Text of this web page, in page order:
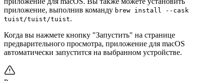
приложение, выполнив команду brew install --cask
tuist/tuist/tuist.
Когда вы нажмете кнопку "Запустить" на странице
предварительного просмотра, приложение для macOS
автоматически запустится на выбранном устройстве.